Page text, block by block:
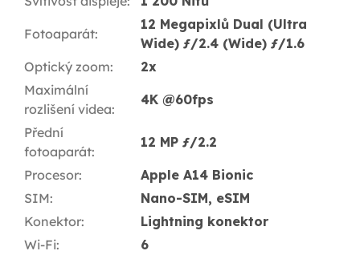
Fotoaparát:
12 Megapixlů Dual (Ultra
Wide) ƒ/2.4 (Wide) ƒ/1.6
Optický zoom:
2x
Maximální
rozlišení videa:
4K @60fps
Přední
fotoaparát:
12 MP ƒ/2.2
Procesor:
Apple A14 Bionic
SIM:
Nano-SIM, eSIM
Konektor:
Lightning konektor
Wi-Fi:
6